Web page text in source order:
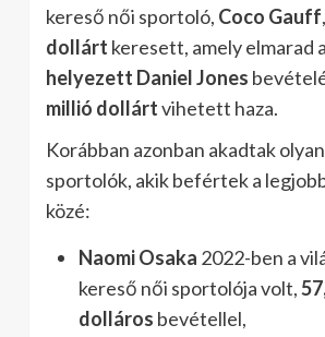
kereső női sportoló, Coco Gauff,
dollárt keresett, amely elmarad
helyezett Daniel Jones
millió dollártvihetett haza.
Korábban azonban akadtak
sportolók, akik befértek a
közé:
Naomi Osaka 2022-ben a
kereső női sportolója volt,
dolláros bevétellel,